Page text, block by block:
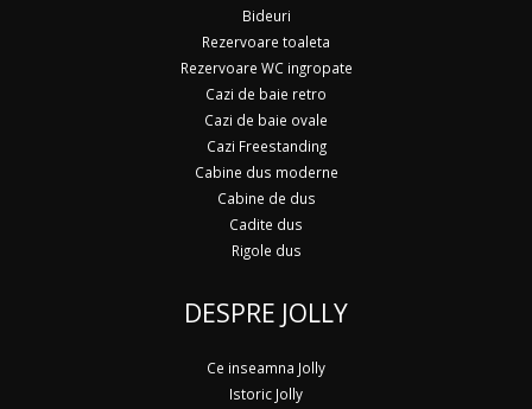
Bideuri
Rezervoare toaleta
Rezervoare WC ingropate
Cazi de baie retro
Cazi de baie ovale
Cazi Freestanding
Cabine dus moderne
Cabine de dus
Cadite dus
Rigole dus
DESPRE JOLLY
Ce inseamna Jolly
Istoric Jolly